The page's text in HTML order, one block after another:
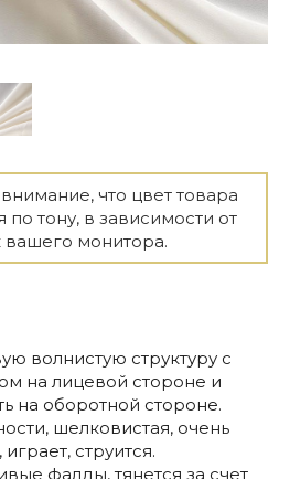
что цвет товара
по тону, в зависимости от
вашего монитора.
волнистую структуру с
на лицевой стороне и
на оборотной стороне.
шелковистая, очень
струится.
фалды, тянется за счет